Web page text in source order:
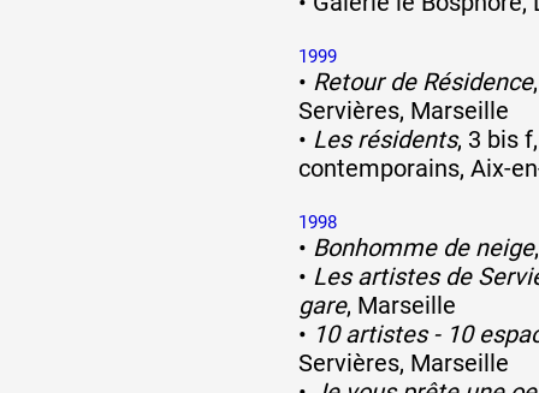
1999
• Retour de Résidence
Servières, Marseille
• Les résidents, 3 bis
contemporains, Aix-
1998
• Bonhomme de neige
• Les artistes de
gare, Marseille
• 10 artistes - 10
Servières, Marseille